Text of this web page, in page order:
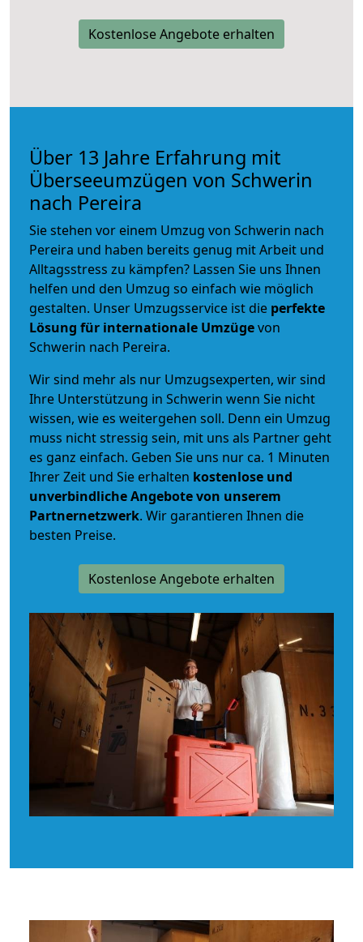
Kostenlose Angebote erhalten
Über 13 Jahre Erfahrung mit
Überseeumzügen von Schwerin
nach Pereira
Sie stehen vor einem Umzug von Schwerin nach
Pereira und haben bereits genug mit Arbeit und
Alltagsstress zu kämpfen? Lassen Sie uns Ihnen
helfen und den Umzug so einfach wie möglich
gestalten. Unser Umzugsservice ist die perfekte
Lösung für internationale Umzügevon
Schwerin nach Pereira.
Wir sind mehr als nur Umzugsexperten, wir sind
Ihre Unterstützung in Schwerin wenn Sie nicht
wissen, wie es weitergehen soll. Denn ein Umzug
muss nicht stressig sein, mit uns als Partner geht
es ganz einfach. Geben Sie uns nur ca. 1 Minuten
Ihrer Zeit und Sie erhalten kostenlose und
unverbindlicheAngebote von unserem
Partnernetzwerk. Wir garantieren Ihnen die
besten Preise.
Kostenlose Angebote erhalten